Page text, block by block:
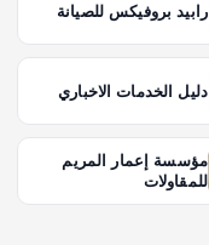
رابيد بروفيكس للصيانة
دليل الخدمات الاخباري
مؤسسة إعمار المريم
للمقاولات